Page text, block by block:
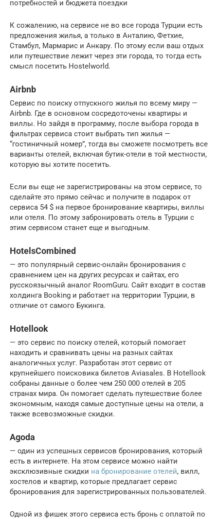
потребностей и бюджета поездки
К сожалению, на сервисе не во все города Турции есть
предложения жилья, а только в Анталию, Фетхие,
Стамбул, Мармарис и Анкару. По этому если ваш отдых
или путешествие лежит через эти города, то тогда есть
смысл посетить Hostelworld.
Airbnb
Cервис по поиску отпускного жилья по всему миру —
Airbnb. Где в основном сосредоточены квартиры и
виллы. Но зайдя в программу, после выбора города в
фильтрах сервиса стоит выбрать тип жилья —
“гостиничный номер”, тогда вы сможете посмотреть все
варианты отелей, включая бутик-отели в той местности,
которую вы хотите посетить.
Если вы еще не зарегистрированы на этом сервисе, то
сделайте это прямо сейчас и получите в подарок от
сервиса 54 $ на первое бронирование квартиры, виллы
или отеля. По этому забронировать отель в Турции с
этим сервисом станет еще и выгодным.
HotelsCombined
— это популярный сервис-онлайн бронирования с
сравнением цен на других ресурсах и сайтах, его
русскоязычный аналог RoomGuru. Сайт входит в состав
холдинга Booking и работает на территории Турции, в
отличие от самого Букинга.
Hotellook
— это сервис по поиску отелей, который помогает
находить и сравнивать цены на разных сайтах
аналогичных услуг. Разработан этот сервис от
крупнейшего поисковика билетов Aviasales. В Hotellook
собраны данные о более чем 250 000 отелей в 205
странах мира. Он помогает сделать путешествие более
экономным, находя самые доступные цены на отели, а
также всевозможные скидки.
Agoda
— один из успешных сервисов бронирования, который
есть в интернете. На этом сервисе можно найти
эксклюзивные скидки на бронирование отелей, вилл,
хостелов и квартир, которые предлагает сервис
бронирования для зарегистрированных пользователей.
Одной из фишек этого сервиса есть бронь с оплатой по